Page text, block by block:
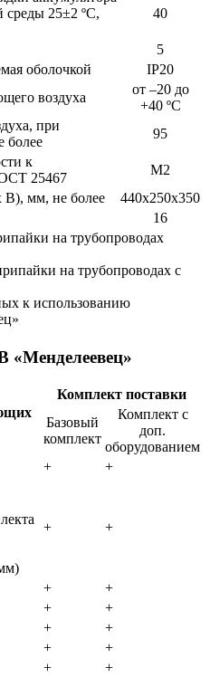
среды 25±2 ºС,
40
5
оболочкой
IP20
воздуха
от –20 до
+40 ºС
при
более
95
к
25467
М2
В), мм, не более
440х250х350
16
на трубопроводах
на трубопроводах с
к использованию
«Менделеевец»
Комплект поставки
Базовый
комплект
Комплект с
доп.
оборудованием
+
+
+ +
+
+
+
+
+
+
+
+
+
+